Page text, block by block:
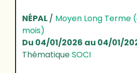
NÉPAL/ Moyen Long Terme
mois)
Du 04/01/2026 au 04/01/
ThématiqueSOCI